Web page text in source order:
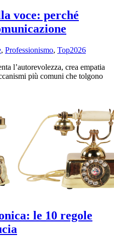
voce: perché
, Professionismo, Top2026
l’autorevolezza, crea empatia
più comuni che tolgono
le 10 regole